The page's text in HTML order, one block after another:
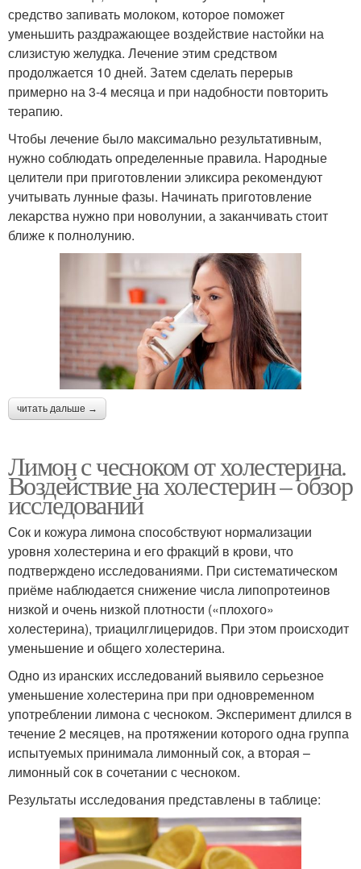
средство запивать молоком, которое поможет
уменьшить раздражающее воздействие настойки на
слизистую желудка. Лечение этим средством
продолжается 10 дней. Затем сделать перерыв
примерно на 3-4 месяца и при надобности повторить
терапию.
Чтобы лечение было максимально результативным,
нужно соблюдать определенные правила. Народные
целители при приготовлении эликсира рекомендуют
учитывать лунные фазы. Начинать приготовление
лекарства нужно при новолунии, а заканчивать стоит
ближе к полнолунию.
читать дальше →
Лимон с чесноком от холестерина.
Воздействие на холестерин – обзор
исследований
Сок и кожура лимона способствуют нормализации
уровня холестерина и его фракций в крови, что
подтверждено исследованиями. При систематическом
приёме наблюдается снижение числа липопротеинов
низкой и очень низкой плотности («плохого»
холестерина), триацилглицеридов. При этом происходит
уменьшение и общего холестерина.
Одно из иранских исследований выявило серьезное
уменьшение холестерина при при одновременном
употреблении лимона с чесноком. Эксперимент длился в
течение 2 месяцев, на протяжении которого одна группа
испытуемых принимала лимонный сок, а вторая –
лимонный сок в сочетании с чесноком.
Результаты исследования представлены в таблице: